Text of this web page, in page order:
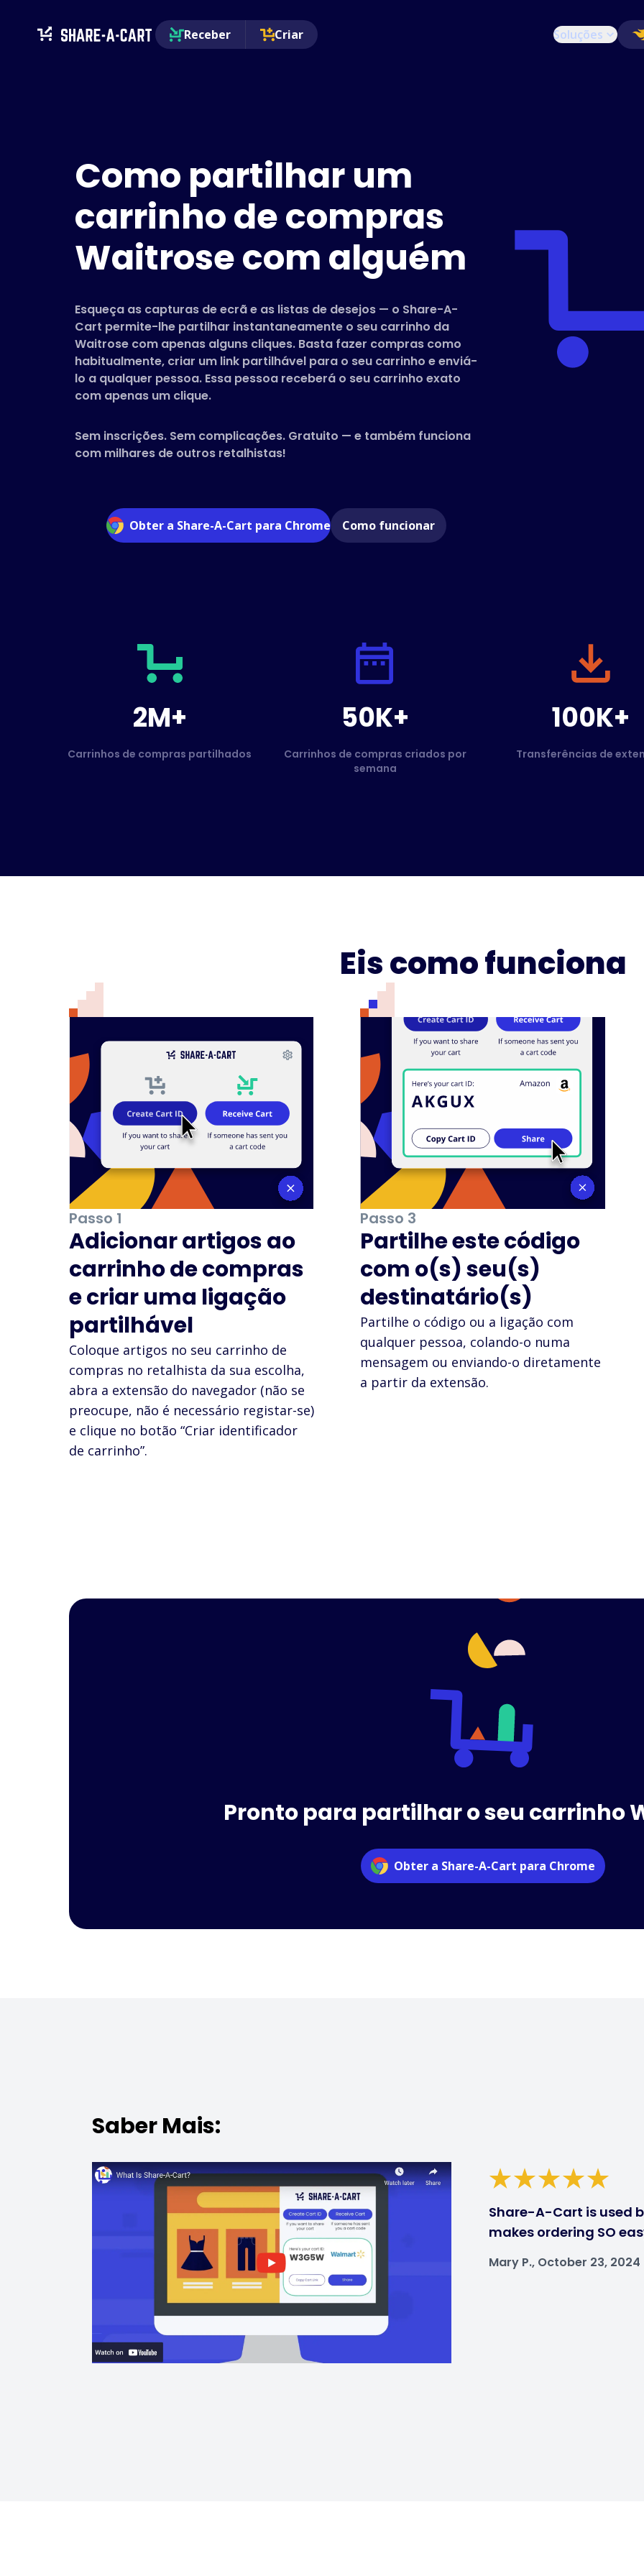
Receber Criar Soluções
Como partilhar um
carrinho de compras
Waitrose com alguém
Esqueça as capturas de ecrã e as listas de desejos — o Share-A-
Cart permite-lhe partilhar instantaneamente o seu carrinho da
Waitrose com apenas alguns cliques. Basta fazer compras como
habitualmente, criar um link partilhável para o seu carrinho e enviá-
lo a qualquer pessoa. Essa pessoa receberá o seu carrinho exato
com apenas um clique.
Sem inscrições. Sem complicações. Gratuito — e também funciona
com milhares de outros retalhistas!
Obter a Share-A-Cart para Chrome Como funcionar
2M+
Carrinhos de compras partilhados
50K+
Carrinhos de compras criados por
semana
100K+
Transferências de
Eis como funciona
Passo 1
Adicionar artigos ao
carrinho de compras
e criar uma ligação
partilhável
Coloque artigos no seu carrinho de
compras no retalhista da sua escolha,
abra a extensão do navegador (não se
preocupe, não é necessário registar-se)
e clique no botão “Criar identificador
de carrinho”.
Passo 3
Partilhe este código
com o(s) seu(s)
destinatário(s)
Partilhe o código ou a ligação com
qualquer pessoa, colando-o numa
mensagem ou enviando-o diretamente
a partir da extensão.
Pronto para partilhar o seu carrinho
Obter a Share-A-Cart para Chrome
Saber Mais:
Share-A-Cart is used
makes ordering SO
Mary P., October 23, 2024